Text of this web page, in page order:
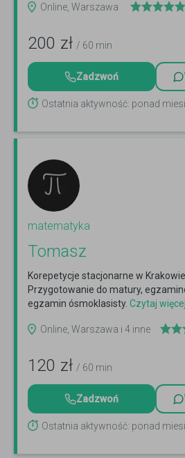
Online, Warszawa
200 zł / 60 min
Zadzwoń
Ostatnia aktywność: ponad
matematyka
Tomasz
Korepetycje stacjonarne w Krakowie
Przygotowanie do matury,
egzamin ósmoklasisty. Czytaj więcej
Online, Warszawa i 4 inne
120 zł / 60 min
Zadzwoń
Ostatnia aktywność: ponad